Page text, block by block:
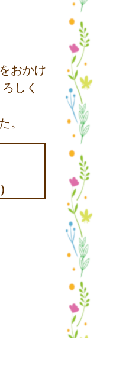
おかけ
しく
。